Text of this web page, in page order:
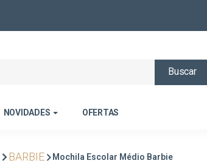
Buscar
NOVIDADES OFERTAS
BARBIE Mochila Escolar Médio Barbie